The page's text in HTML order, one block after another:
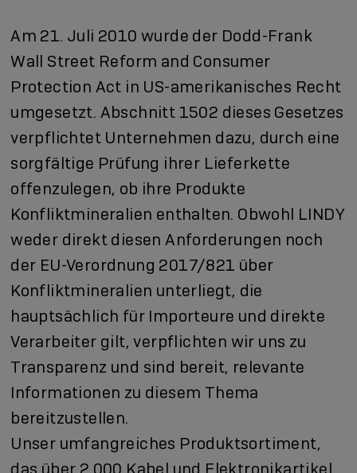
Am 21. Juli 2010 wurde der Dodd-Frank
Wall Street Reform and Consumer
Protection Act in US-amerikanisches Recht
umgesetzt. Abschnitt 1502 dieses Gesetzes
verpflichtet Unternehmen dazu, durch eine
sorgfältige Prüfung ihrer Lieferkette
offenzulegen, ob ihre Produkte
Konfliktmineralien enthalten. Obwohl LINDY
weder direkt diesen Anforderungen noch
der EU-Verordnung 2017/821 über
Konfliktmineralien unterliegt, die
hauptsächlich für Importeure und direkte
Verarbeiter gilt, verpflichten wir uns zu
Transparenz und sind bereit, relevante
Informationen zu diesem Thema
bereitzustellen.
Unser umfangreiches Produktsortiment,